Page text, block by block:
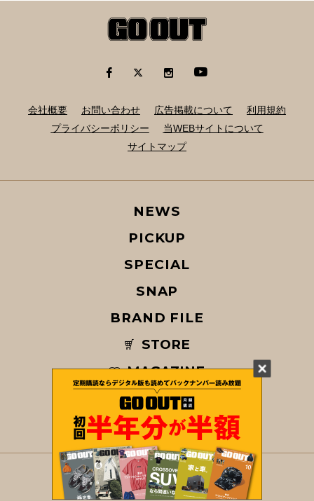
会社概要 お問い合わせ 広告掲載について
利用規約
プライバシーポリシー
当WEBサイトについて
サイトマップ
© COPYRIGHT 2026 GO OUT / SAN-EI CORPORATION Co.,Ltd.
NEWS
PICKUP
SPECIAL
SNAP
BRAND FILE
STORE
MAGAZINE